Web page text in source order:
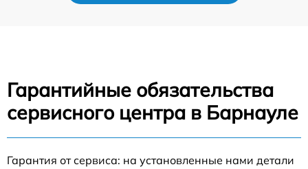
Гарантийные обязательства
сервисного центра в Барнауле
Гарантия от сервиса: на установленные нами детали